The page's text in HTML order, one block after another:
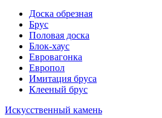
Доска обрезная
Брус
Половая доска
Блок-хаус
Евровагонка
Европол
Имитация бруса
Клееный брус
Искусственный камень